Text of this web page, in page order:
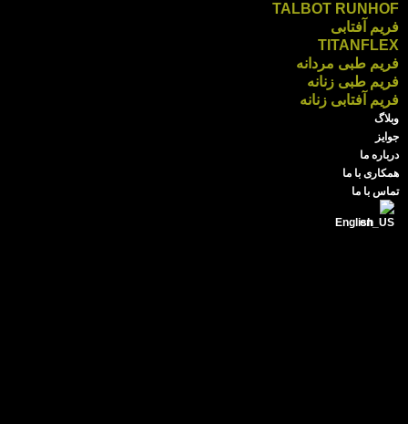
TALBOT RUNHOF
فریم آفتابی
TITANFLEX
فریم طبی مردانه
فریم طبی زنانه
فریم آفتابی زنانه
وبلاگ
جوایز
درباره ما
همکاری با ما
تماس با ما
English